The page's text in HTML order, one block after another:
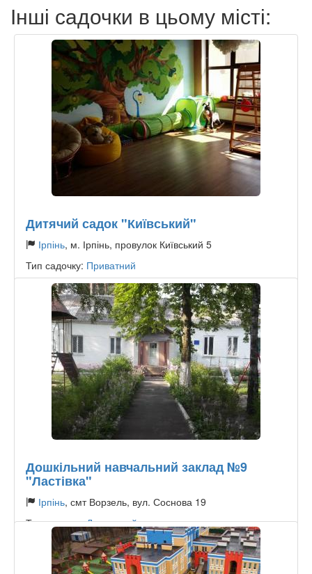
Інші садочки в цьому місті:
Дитячий садок "Київський"
Ірпінь, м. Ірпінь, провулок Київський 5
Тип садочку: Приватний
Дошкільний навчальний заклад №9
"Ластівка"
Ірпінь, смт Ворзель, вул. Соснова 19
Тип садочку:Державний